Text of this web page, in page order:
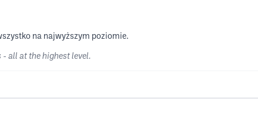
na najwyższym poziomie.
all at the highest level.